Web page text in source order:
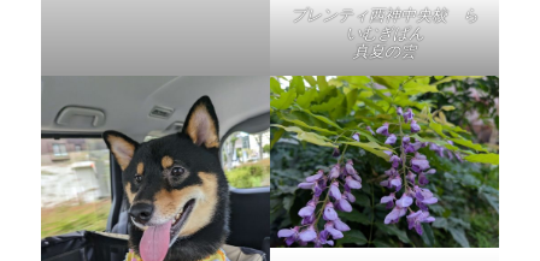
プレンティ西神中央校 ら
いむぎぱん
真夏の雲